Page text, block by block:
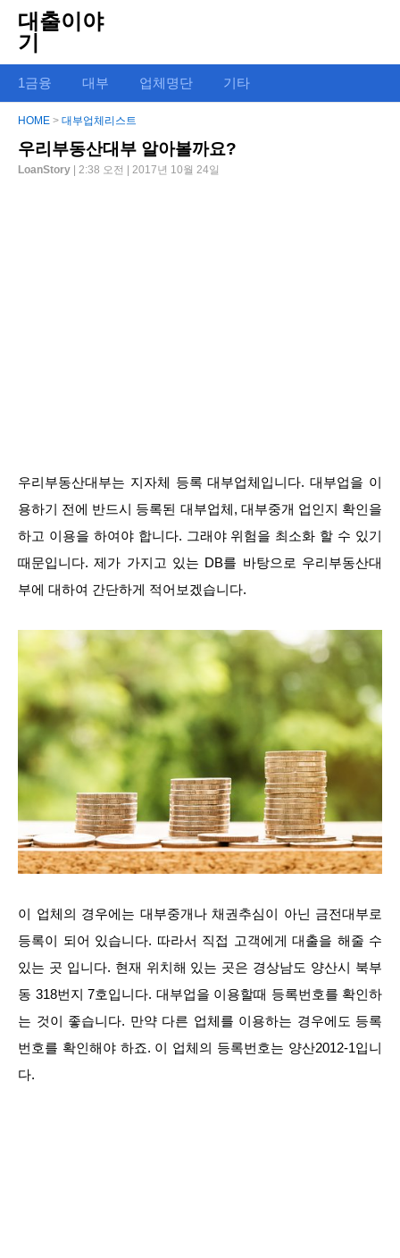
대출이야
기
1금융 대부 업체명단 기타
HOME > 대부업체리스트
우리부동산대부 알아볼까요?
LoanStory | 2:38 오전 | 2017년 10월 24일
우리부동산대부는 지자체 등록 대부업체입니다. 대부업을 이
용하기 전에 반드시 등록된 대부업체, 대부중개 업인지 확인을
하고 이용을 하여야 합니다. 그래야 위험을 최소화 할 수 있기
때문입니다. 제가 가지고 있는 DB를 바탕으로 우리부동산대
부에 대하여 간단하게 적어보겠습니다.
이 업체의 경우에는 대부중개나 채권추심이 아닌 금전대부로
등록이 되어 있습니다. 따라서 직접 고객에게 대출을 해줄 수
있는 곳 입니다. 현재 위치해 있는 곳은 경상남도 양산시 북부
동 318번지 7호입니다. 대부업을 이용할때 등록번호를 확인하
는 것이 좋습니다. 만약 다른 업체를 이용하는 경우에도 등록
번호를 확인해야 하죠. 이 업체의 등록번호는 양산2012-1입니
다.